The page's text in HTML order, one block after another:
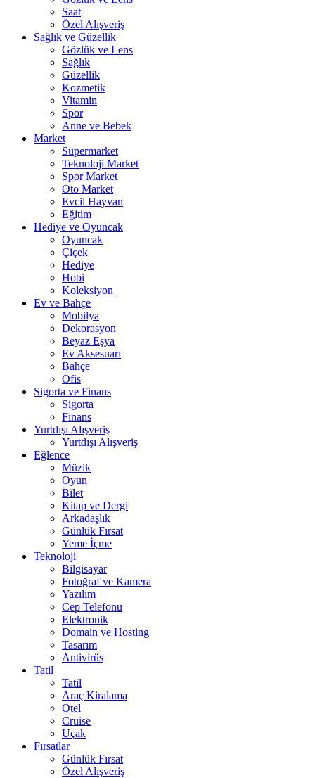
Saat
Özel Alışveriş
Sağlık ve Güzellik
Gözlük ve Lens
Sağlık
Güzellik
Kozmetik
Vitamin
Spor
Anne ve Bebek
Market
Süpermarket
Teknoloji Market
Spor Market
Oto Market
Evcil Hayvan
Eğitim
Hediye ve Oyuncak
Oyuncak
Çiçek
Hediye
Hobi
Koleksiyon
Ev ve Bahçe
Mobilya
Dekorasyon
Beyaz Eşya
Ev Aksesuarı
Bahçe
Ofis
Sigorta ve Finans
Sigorta
Finans
Yurtdışı Alışveriş
Yurtdışı Alışveriş
Eğlence
Müzik
Oyun
Bilet
Kitap ve Dergi
Arkadaşlık
Günlük Fırsat
Yeme İçme
Teknoloji
Bilgisayar
Fotoğraf ve Kamera
Yazılım
Cep Telefonu
Elektronik
Domain ve Hosting
Tasarım
Antivirüs
Tatil
Tatil
Araç Kiralama
Otel
Cruise
Uçak
Fırsatlar
Günlük Fırsat
Özel Alışveriş